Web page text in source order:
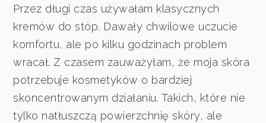
Przez długi czas używałam klasycznych
kremów do stóp. Dawały chwilowe uczucie
komfortu, ale po kilku godzinach problem
wracał. Z czasem zauważyłam, że moja skóra
potrzebuje kosmetyków o bardziej
skoncentrowanym działaniu. Takich, które nie
tylko natłuszczą powierzchnię skóry, ale